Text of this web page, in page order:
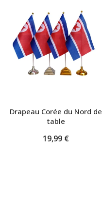
Drapeau Corée du Nord de
table
19,99 €